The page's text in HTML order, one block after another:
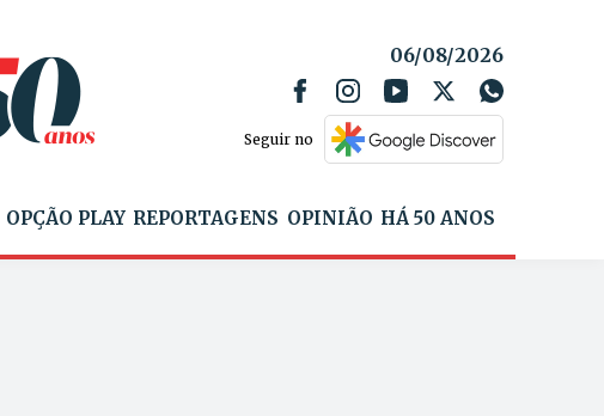
06/08/2026
Seguir no
OPÇÃO PLAY REPORTAGENS OPINIÃO HÁ 50 ANOS